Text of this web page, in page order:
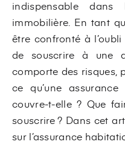
indispensable
immobilière. En tant
être confronté à
de souscrire à une
comporte des risques,
ce qu’une
couvre-t-elle ? Que
souscrire ? Dans cet
sur l’assurance